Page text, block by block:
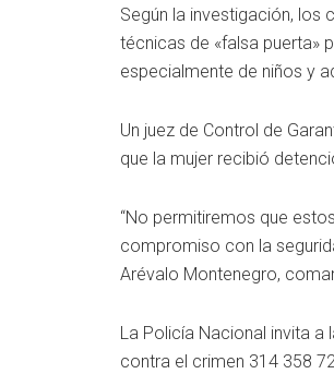
Según la investigación, los
técnicas de «falsa puerta»
especialmente de niños y
Un juez de Control de
que la mujer recibió
“No permitiremos que
compromiso con la
Arévalo Montenegro,
La Policía Nacional invita a
contra el crimen 314 358